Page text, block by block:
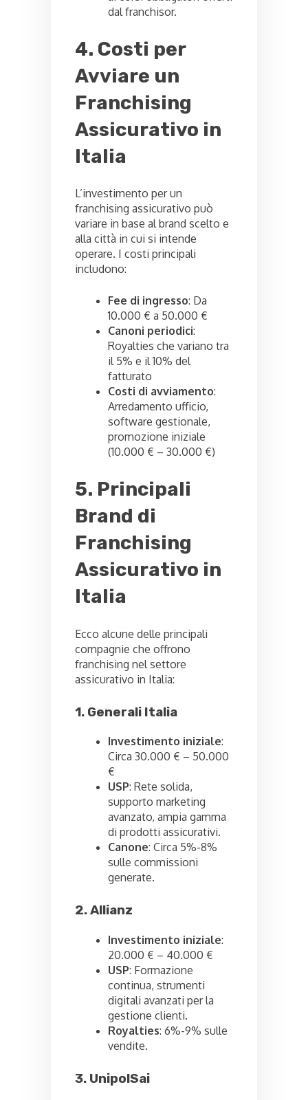
dal franchisor.
4. Costi per
Avviare un
Franchising
Assicurativo in
Italia
L’investimento per un
franchising assicurativo può
variare in base al brand scelto e
alla città in cui si intende
operare. I costi principali
includono:
Fee di ingresso: Da
10.000 € a 50.000 €
Canoni periodici:
Royalties che variano tra
il 5% e il 10% del
fatturato
Costi di avviamento:
Arredamento ufficio,
software gestionale,
promozione iniziale
(10.000 € – 30.000 €)
5. Principali
Brand di
Franchising
Assicurativo in
Italia
Ecco alcune delle principali
compagnie che offrono
franchising nel settore
assicurativo in Italia:
1. Generali Italia
Investimento iniziale:
Circa 30.000 € – 50.000
€
USP: Rete solida,
supporto marketing
avanzato, ampia gamma
di prodotti assicurativi.
Canone: Circa 5%-8%
sulle commissioni
generate.
2. Allianz
Investimento iniziale:
20.000 € – 40.000 €
USP: Formazione
continua, strumenti
digitali avanzati per la
gestione clienti.
Royalties: 6%-9% sulle
vendite.
3. UnipolSai